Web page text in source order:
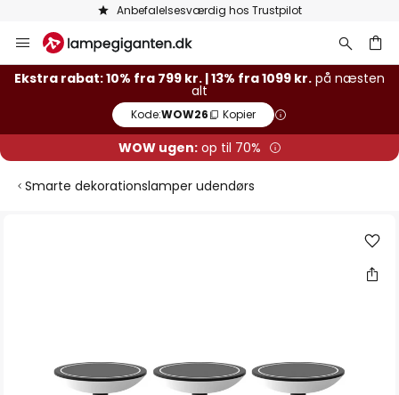
Anbefalelsesværdig hos Trustpilot
to
Content
Ekstra rabat: 10% fra 799 kr. | 13% fra 1099 kr. på næsten
alt
Kode:WOW26 Kopier
WOW ugen:op til 70%
Smarte dekorationslamper udendørs